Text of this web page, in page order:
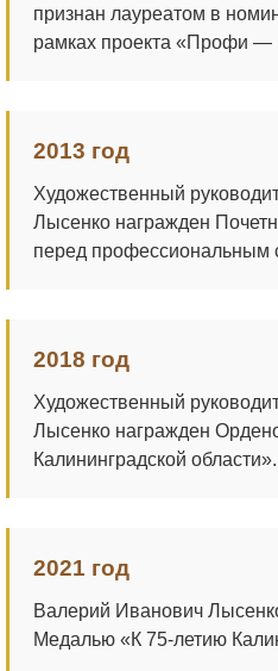
признан лауреатом в
рамках проекта «Профи —
2013 год
Художественный
Лысенко награжден
перед профессиональным
2018 год
Художественный
Лысенко награжден
Калининградской области».
2021 год
Валерий Иванович
Медалью «К 75-летию